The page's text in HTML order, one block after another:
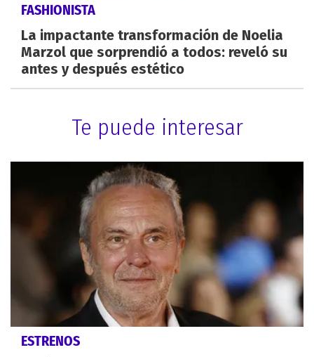
FASHIONISTA
La impactante transformación de Noelia
Marzol que sorprendió a todos: reveló su
antes y después estético
Te puede interesar
ESTRENOS